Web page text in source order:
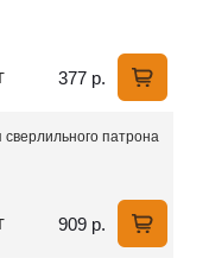
377 р.
сверлильного патрона
909 р.